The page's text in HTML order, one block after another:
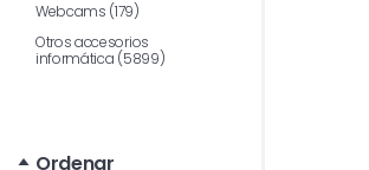
Webcams (179)
Otros accesorios
informática (5899)
Ordenar